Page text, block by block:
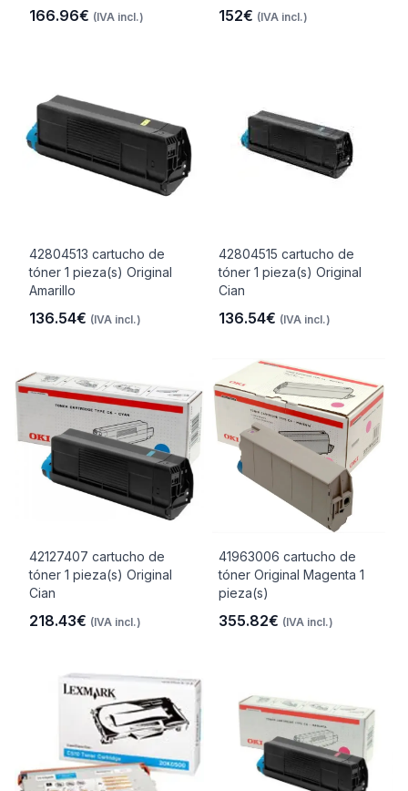
166.96€ (IVA incl.) 152€ (IVA incl.)
42804513 cartucho de
tóner 1 pieza(s) Original
Amarillo
136.54€ (IVA incl.)
42804515 cartucho de
tóner 1 pieza(s) Original
Cian
136.54€ (IVA incl.)
42127407 cartucho de
tóner 1 pieza(s) Original
Cian
218.43€ (IVA incl.)
41963006 cartucho de
tóner Original Magenta 1
pieza(s)
355.82€ (IVA incl.)